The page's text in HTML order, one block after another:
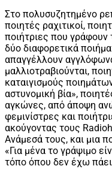
Στο πολυσυζητημένο
ποιητές ραχιτικοί,
ποιήτριες που γράφουν
δύο διαφορετικά
απαγγέλλουν
μαλλιοτραβιούνται,
καταιγισμούς
αστυνομική βία»,
αγκώνες, από άποψη
φεμινίστρες και
ακούγοντας τους
Ανάμεσά τους, και μια
«Για μένα το γράψιμο
τόπο όπου δεν έχω